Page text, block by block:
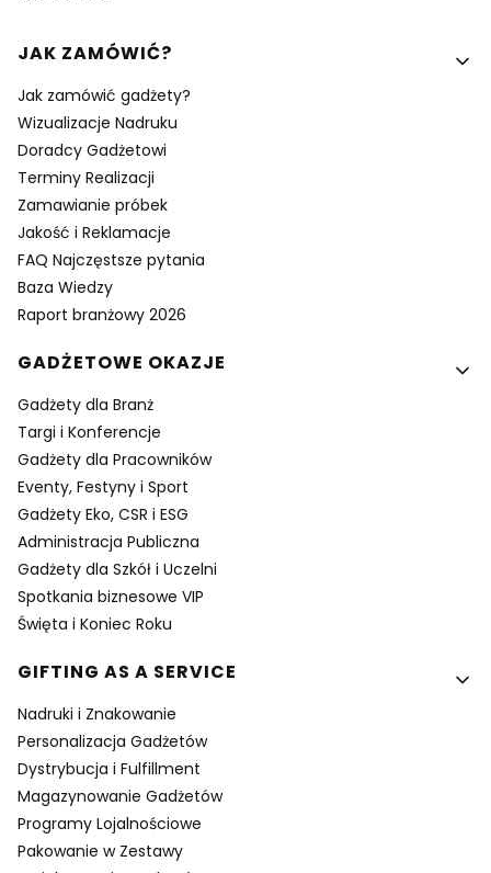
Linki w stopce
JAK ZAMÓWIĆ?
Jak zamówić gadżety?
Wizualizacje Nadruku
Doradcy Gadżetowi
Terminy Realizacji
Zamawianie próbek
Jakość i Reklamacje
FAQ Najczęstsze pytania
Baza Wiedzy
Raport branżowy 2026
GADŻETOWE OKAZJE
Gadżety dla Branż
Targi i Konferencje
Gadżety dla Pracowników
Eventy, Festyny i Sport
Gadżety Eko, CSR i ESG
Administracja Publiczna
Gadżety dla Szkół i Uczelni
Spotkania biznesowe VIP
Święta i Koniec Roku
GIFTING AS A SERVICE
Nadruki i Znakowanie
Personalizacja Gadżetów
Dystrybucja i Fulfillment
Magazynowanie Gadżetów
Programy Lojalnościowe
Pakowanie w Zestawy